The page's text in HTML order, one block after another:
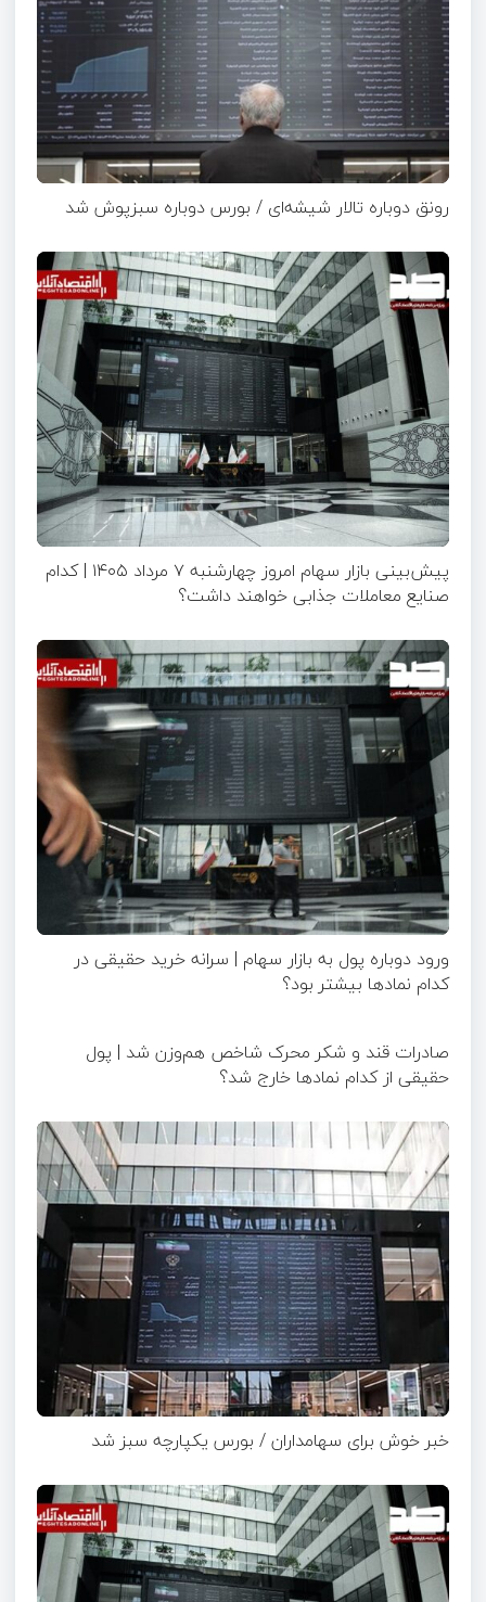
رونق دوباره تالار شیشه‌ای / بورس دوباره سبزپوش شد
پیش‌بینی بازار سهام امروز چهارشنبه ۷ مرداد ۱۴۰۵ | کدام
صنایع معاملات جذابی خواهند داشت؟
ورود دوباره پول به بازار سهام | سرانه خرید حقیقی در
کدام نماد‌ها بیشتر بود؟
صادرات قند و شکر محرک شاخص هم‌وزن شد | پول
حقیقی از کدام نماد‌ها خارج شد؟
خبر خوش برای سهامداران / بورس یکپارچه سبز شد